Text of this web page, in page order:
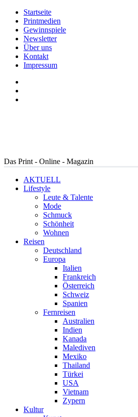
Startseite
Printmedien
Gewinnspiele
Newsletter
Über uns
Kontakt
Impressum
Das Print - Online - Magazin
AKTUELL
Lifestyle
Leute & Talente
Mode
Schmuck
Schönheit
Wohnen
Reisen
Deutschland
Europa
Italien
Frankreich
Österreich
Schweiz
Spanien
Fernreisen
Australien
Indien
Kanada
Malediven
Mexiko
Thailand
Türkei
USA
Vietnam
Zypern
Kultur